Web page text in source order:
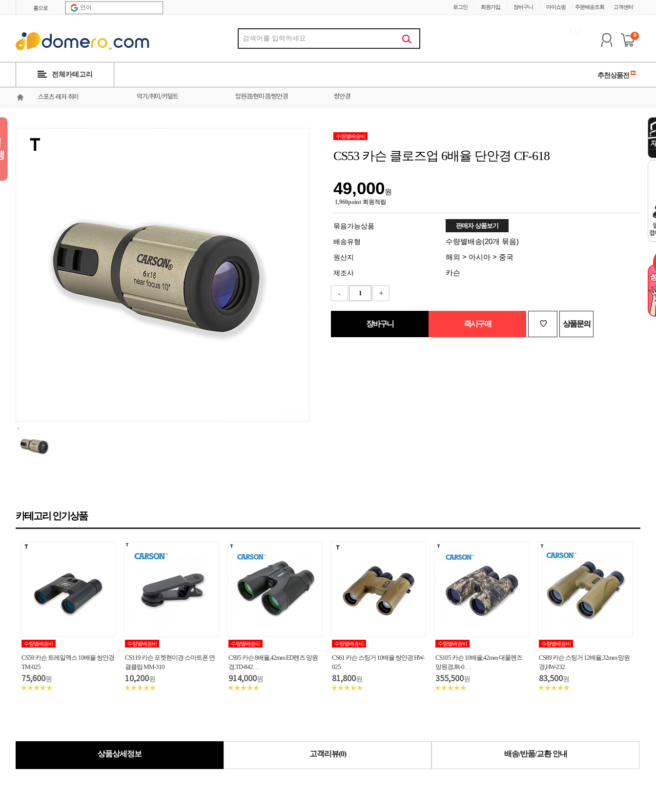
홈으로 언어 로그인 회원가입 장바구니 마이쇼핑 주문배송조회 고객센터
0
전체카테고리 추천상품전
스포츠·레저·취미 악기/취미/키덜트 망원경/현미경/쌍안경 쌍안경
수량별배송비
CS53 카슨 클로즈업 6배율 단안경 CF-618
49,000원
1,960point 회원적립
묶음가능상품
배송유형
수량별배송(20개 묶음)
원산지 해외 > 아시아 > 중국
제조사 카슨
- +
장바구니 즉시구매 ♡ 상품문의
카테고리 인기상품
수량별배송비
CS59 카슨 트레일맥스 10배율 쌍안경
TM-025
75,600원
★★★★★
수량별배송비
CS119 카슨 포켓현미경 스마트폰 연
결클립 MM-310
10,200원
★★★★★
수량별배송비
CS95 카슨 8배율,42mm ED렌즈 망원
경,TD-842…
914,000원
★★★★★
수량별배송비
CS61 카슨 스팅거 10배율 쌍안경 HW-
025
81,800원
★★★★★
수량별배송비
CS105 카슨 10배율,42mm 대물렌즈
망원경,JR-0…
355,500원
★★★★★
수량별배송비
CS89 카슨 스팅거 12배율,32mm 망원
경,HW-232
83,500원
★★★★★
상품상세정보 고객리뷰(0) 배송/반품/교환 안내